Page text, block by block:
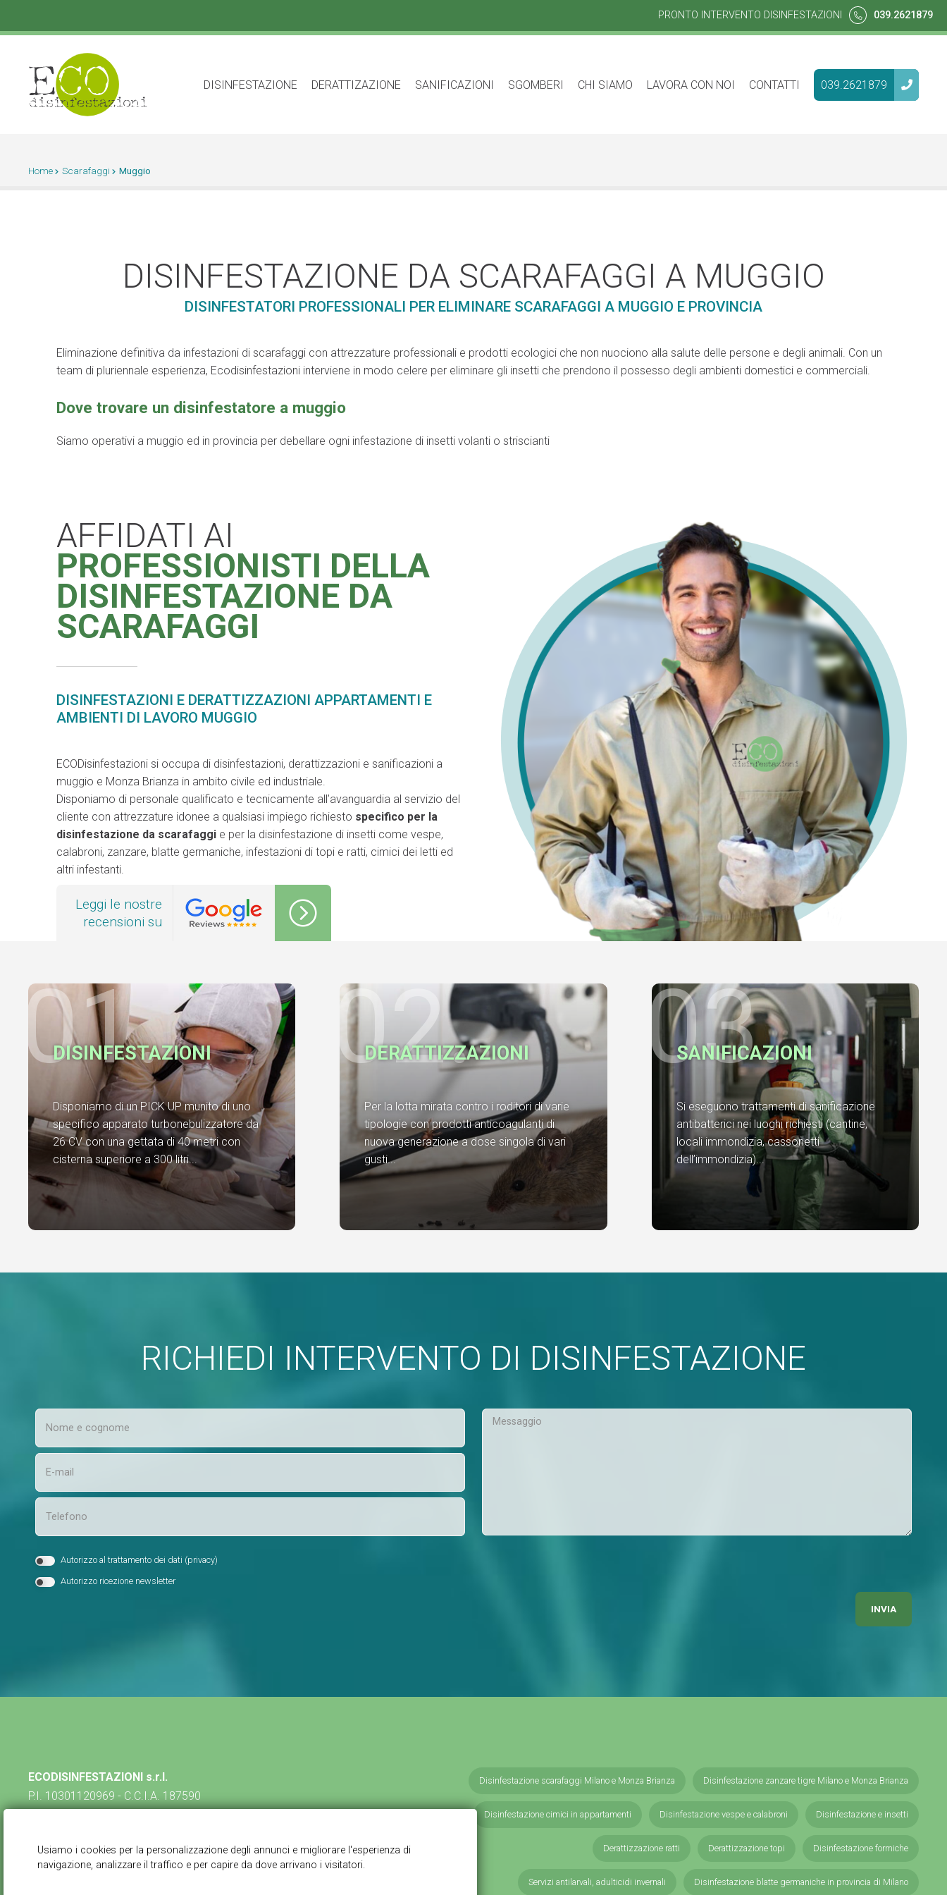
PRONTO INTERVENTO DISINFESTAZIONI 039.2621879
039.2621879
DISINFESTAZIONE DERATTIZAZIONE SANIFICAZIONI SGOMBERI CHI SIAMO LAVORA CON NOI CONTATTI
Home Scarafaggi Muggio
DISINFESTAZIONE DA SCARAFAGGI A MUGGIO
DISINFESTATORI PROFESSIONALI PER ELIMINARE SCARAFAGGI A MUGGIO E PROVINCIA
Eliminazione definitiva da infestazioni di scarafaggi con attrezzature professionali e prodotti ecologici che non nuociono alla salute delle persone e degli animali. Con un
team di pluriennale esperienza, Ecodisinfestazioni interviene in modo celere per eliminare gli insetti che prendono il possesso degli ambienti domestici e commerciali.
Dove trovare un disinfestatore a muggio
Siamo operativi a muggio ed in provincia per debellare ogni infestazione di insetti volanti o striscianti
AFFIDATI AI
PROFESSIONISTI DELLA
DISINFESTAZIONE DA
SCARAFAGGI
DISINFESTAZIONI E DERATTIZZAZIONI APPARTAMENTI E
AMBIENTI DI LAVORO MUGGIO
ECODisinfestazioni si occupa di disinfestazioni, derattizzazioni e sanificazioni a
muggio e Monza Brianza in ambito civile ed industriale.
Disponiamo di personale qualificato e tecnicamente all’avanguardia al servizio del
cliente con attrezzature idonee a qualsiasi impiego richiesto specifico per la
disinfestazione da scarafaggi e per la disinfestazione di insetti come vespe,
calabroni, zanzare, blatte germaniche, infestazioni di topi e ratti, cimici dei letti ed
altri infestanti.
Leggi le nostre
recensioni su
01.
DISINFESTAZIONI
Disponiamo di un PICK UP munito di uno
specifico apparato turbonebulizzatore da
26 CV con una gettata di 40 metri con
cisterna superiore a 300 litri...
02.
DERATTIZZAZIONI
Per la lotta mirata contro i roditori di varie
tipologie con prodotti anticoagulanti di
nuova generazione a dose singola di vari
gusti...
03.
SANIFICAZIONI
Si eseguono trattamenti di sanificazione
antibatterici nei luoghi richiesti (cantine,
locali immondizia, cassonetti
dell’immondizia)...
RICHIEDI INTERVENTO DI DISINFESTAZIONE
Autorizzo al trattamento dei dati (privacy)
Autorizzo ricezione newsletter
ECODISINFESTAZIONI s.r.l.
P.I. 10301120969 - C.C.I.A. 187590
Disinfestazione zanzare tigre Milano e Monza Brianza
Disinfestazione scarafaggi Milano e Monza Brianza
Disinfestazione e insetti
Disinfestazione vespe e calabroni
Disinfestazione cimici in appartamenti
Disinfestazione formiche
Derattizzazione topi
Derattizzazione ratti
Disinfestazione blatte germaniche in provincia di Milano
Servizi antilarvali, adulticidi invernali